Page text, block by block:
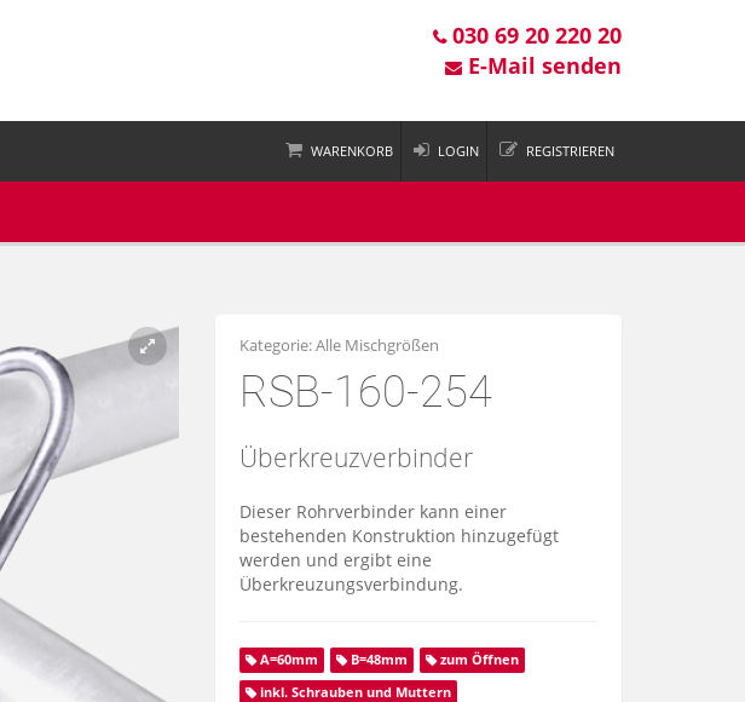
030 69 20 220 20
E-Mail senden
WARENKORB LOGIN REGISTRIEREN
Kategorie:Alle Mischgrößen
RSB-160-254
Überkreuzverbinder
Dieser Rohrverbinder kann einer
bestehenden Konstruktion hinzugefügt
werden und ergibt eine
Überkreuzungsverbindung.
A=60mm B=48mm
zum Öffnen
inkl. Schrauben und Muttern